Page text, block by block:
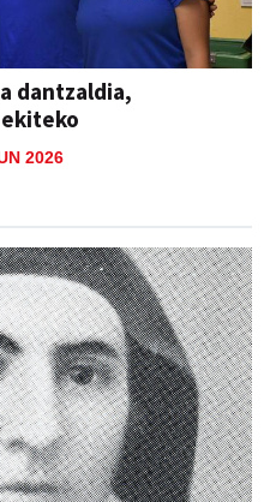
dantzaldia,
2026